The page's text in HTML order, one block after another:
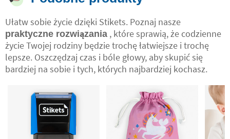
Ułatw sobie życie dzięki Stikets. Poznaj nasze
praktyczne rozwiązania , które sprawią, że codzienne
życie Twojej rodziny będzie trochę łatwiejsze i trochę
lepsze. Oszczędzaj czas i bóle głowy, aby skupić się
bardziej na sobie i tych, których najbardziej kochasz.